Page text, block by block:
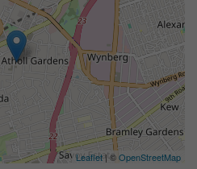
Leaflet| ©OpenStreetMap